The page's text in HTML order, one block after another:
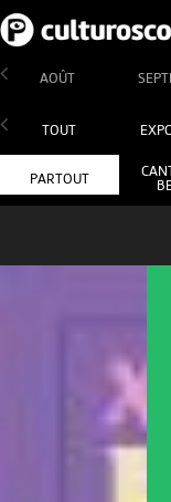
AOÛT
TOUT
PARTOUT